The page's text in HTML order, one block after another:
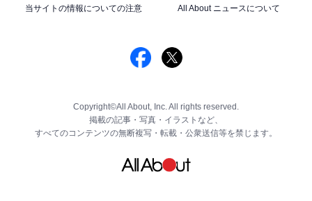
当サイトの情報についての注意
All About ニュースについて
Copyright©All About, Inc. All rights reserved.
掲載の記事・写真・イラストなど、
すべてのコンテンツの無断複写・転載・公衆送信等を禁じます。